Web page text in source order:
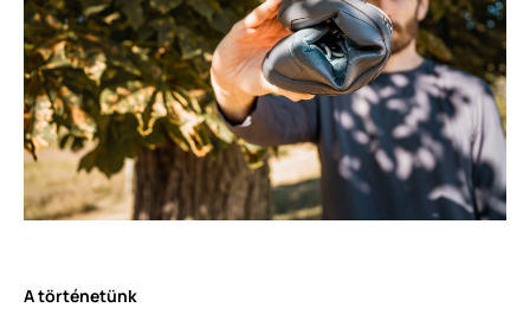
A történetünk